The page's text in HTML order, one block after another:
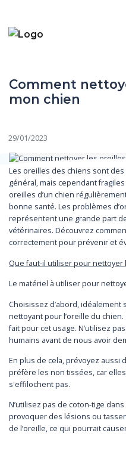
Comment
mon chien
29/01/2023
Les oreilles des chiens sont
général, mais cependant
oreilles d’un chien
bonne santé. Les problèmes
représentent une grande part
vétérinaires. Découvrez
correctement pour prévenir et
Que faut-il utiliser pour
Le matériel à utiliser pour
Choisissez d’abord,
nettoyant pour l’oreille du
fait pour cet usage. N’utilisez
humains avant de nous avoir
En plus de cela, prévoyez aussi
préfère les non tissées, car
s'effilochent pas.
N’utilisez pas de coton-tige
provoquer des lésions ou
de l’oreille, ce qui pourrait